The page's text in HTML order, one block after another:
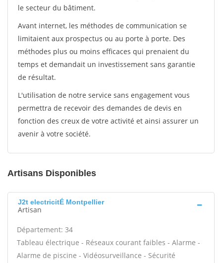
le secteur du bâtiment.
Avant internet, les méthodes de communication se
limitaient aux prospectus ou au porte à porte. Des
méthodes plus ou moins efficaces qui prenaient du
temps et demandait un investissement sans garantie
de résultat.
L'utilisation de notre service sans engagement vous
permettra de recevoir des demandes de devis en
fonction des creux de votre activité et ainsi assurer un
avenir à votre société.
Artisans Disponibles
J2t electricitÉ Montpellier
Artisan
Département: 34
Tableau électrique - Réseaux courant faibles - Alarme -
Alarme de piscine - Vidéosurveillance - Sécurité